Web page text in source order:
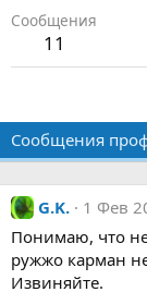
Сообщения
11
Сообщения
G.K.
1 Фев
Понимаю, что
ружжо карман
Извиняйте.